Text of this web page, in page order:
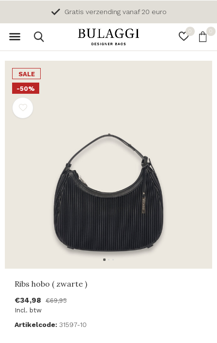
0 0
Gratis verzending vanaf 20 euro
SALE
-50%
Ribs hobo ( zwarte )
€34,98
€69,95
Incl. btw
Artikelcode: 31597-10